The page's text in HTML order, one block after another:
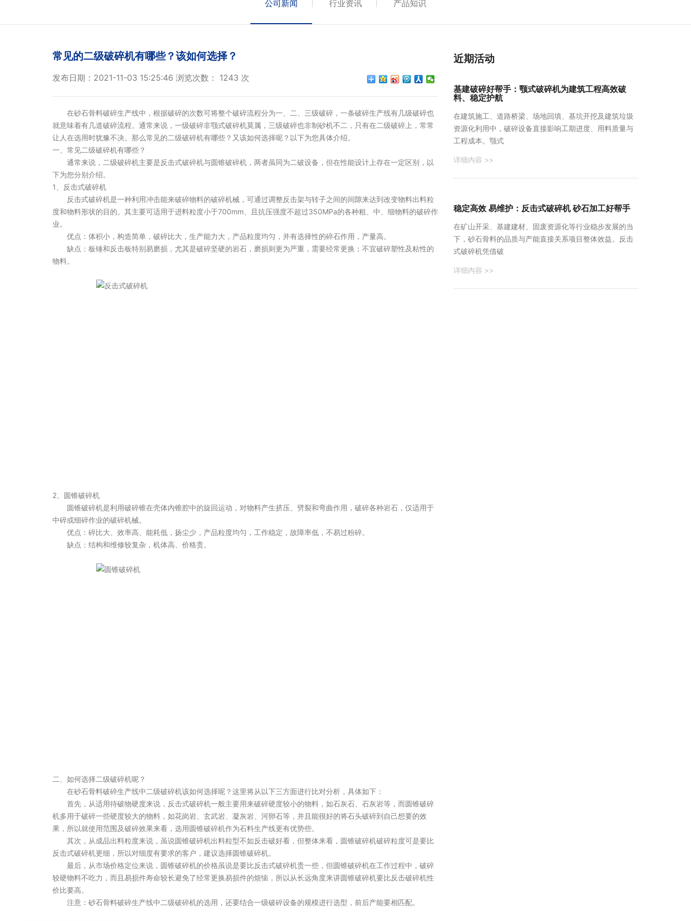
公司新闻 行业资讯 产品知识
常见的二级破碎机有哪些？该如何选择？
发布日期：2021-11-03 15:25:46 浏览次数： 1243 次
在砂石骨料破碎生产线中，根据破碎的次数可将整个破碎流程分为一、二、三级破碎，一条破碎生产线有几级破碎也
就意味着有几道破碎流程。通常来说，一级破碎非颚式破碎机莫属，三级破碎也非制砂机不二，只有在二级破碎上，常常
让人在选用时犹豫不决。那么常见的二级破碎机有哪些？又该如何选择呢？以下为您具体介绍。
一、常见二级破碎机有哪些？
通常来说，二级破碎机主要是反击式破碎机与圆锥破碎机，两者虽同为二破设备，但在性能设计上存在一定区别，以
下为您分别介绍。
1、反击式破碎机
反击式破碎机是一种利用冲击能来破碎物料的破碎机械，可通过调整反击架与转子之间的间隙来达到改变物料出料粒
度和物料形状的目的。其主要可适用于进料粒度小于700mm、且抗压强度不超过350MPa的各种粗、中、细物料的破碎作
业。
优点：体积小，构造简单，破碎比大，生产能力大，产品粒度均匀，并有选择性的碎石作用，产量高。
缺点：板锤和反击板特别易磨损，尤其是破碎坚硬的岩石，磨损则更为严重，需要经常更换；不宜破碎塑性及粘性的
物料。
2、圆锥破碎机
圆锥破碎机是利用破碎锥在壳体内锥腔中的旋回运动，对物料产生挤压、劈裂和弯曲作用，破碎各种岩石，仅适用于
中碎或细碎作业的破碎机械。
优点：碎比大、效率高、能耗低，扬尘少，产品粒度均匀，工作稳定，故障率低，不易过粉碎。
缺点：结构和维修较复杂，机体高、价格贵。
二、如何选择二级破碎机呢？
在砂石骨料破碎生产线中二级破碎机该如何选择呢？这里将从以下三方面进行比对分析，具体如下：
首先，从适用待破物硬度来说，反击式破碎机一般主要用来破碎硬度较小的物料，如石灰石、石灰岩等，而圆锥破碎
机多用于破碎一些硬度较大的物料，如花岗岩、玄武岩、凝灰岩、河卵石等，并且能很好的将石头破碎到自己想要的效
果，所以就使用范围及破碎效果来看，选用圆锥破碎机作为石料生产线更有优势些。
其次，从成品出料粒度来说，虽说圆锥破碎机出料粒型不如反击破好看，但整体来看，圆锥破碎机破碎粒度可是要比
反击式破碎机更细，所以对细度有要求的客户，建议选择圆锥破碎机。
最后，从市场价格定位来说，圆锥破碎机的价格虽说是要比反击式破碎机贵一些，但圆锥破碎机在工作过程中，破碎
较硬物料不吃力，而且易损件寿命较长避免了经常更换易损件的烦恼，所以从长远角度来讲圆锥破碎机要比反击破碎机性
价比要高。
注意：砂石骨料破碎生产线中二级破碎机的选用，还要结合一级破碎设备的规模进行选型，前后产能要相匹配。
近期活动
基建破碎好帮手：颚式破碎机为建筑工程高效破
料、稳定护航
在建筑施工、道路桥梁、场地回填、基坑开挖及建筑垃圾
资源化利用中，破碎设备直接影响工期进度、用料质量与
工程成本。颚式
详细内容 >>
稳定高效 易维护：反击式破碎机 砂石加工好帮手
在矿山开采、基建建材、固废资源化等行业稳步发展的当
下，砂石骨料的品质与产能直接关系项目整体效益。反击
式破碎机凭借破
详细内容 >>